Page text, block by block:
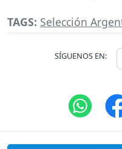
TAGS: Selección
SÍGUENOS EN: